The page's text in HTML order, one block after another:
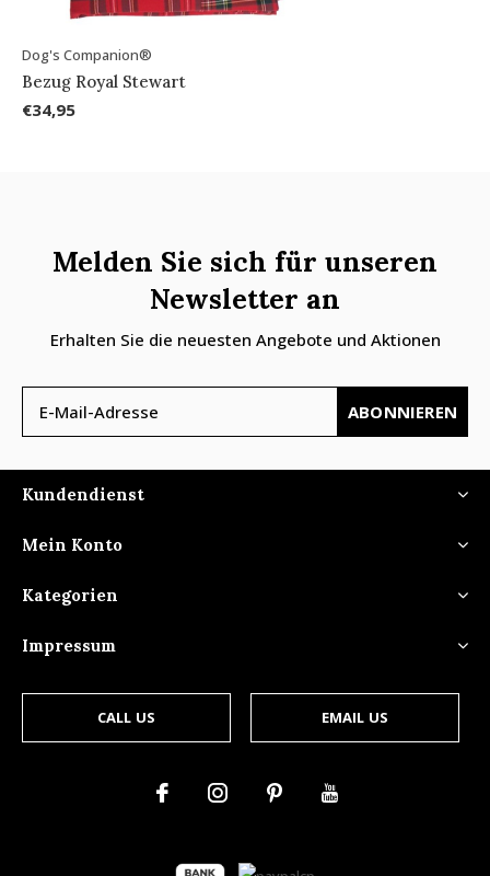
Dog's Companion®
Bezug Royal Stewart
€34,95
Melden Sie sich für unseren
Newsletter an
Erhalten Sie die neuesten Angebote und Aktionen
ABONNIEREN
Kundendienst
Mein Konto
Kategorien
Impressum
CALL US EMAIL US